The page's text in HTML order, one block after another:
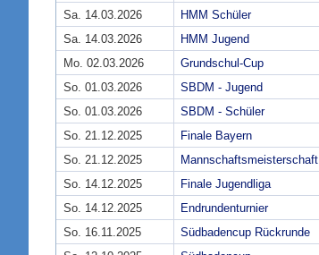
Sa. 14.03.2026
HMM Schüler
Sa. 14.03.2026
HMM Jugend
Mo. 02.03.2026
Grundschul-Cup
So. 01.03.2026
SBDM - Jugend
So. 01.03.2026
SBDM - Schüler
So. 21.12.2025
Finale Bayern
So. 21.12.2025
Mannschaftsmeisterschaft
So. 14.12.2025
Finale Jugendliga
So. 14.12.2025
Endrundenturnier
So. 16.11.2025
Südbadencup Rückrunde